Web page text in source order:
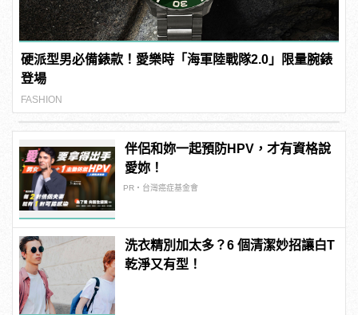
硬派型男必備錶款！愛樂時「海軍陸戰隊2.0」限量腕錶
登場
FASHION
伴侶和妳一起預防HPV，才有資格說
愛妳！
PR・台灣癌症基金會
洗衣精別加太多？6 個清潔妙招讓白T
乾淨又有型！